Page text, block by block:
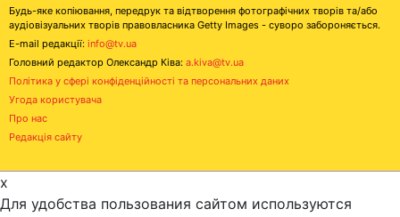
Будь-яке копіювання, передрук та відтворення фотографічних творів та/або
аудіовізуальних творів правовласника Getty Images - суворо забороняється.
E-mail редакції: info@tv.ua
Головний редактор Олександр Ківа: a.kiva@tv.ua
Політика у сфері конфіденційності та персональних даних
Угода користувача
Про нас
Редакція сайту
x
Для удобства пользования сайтом используются